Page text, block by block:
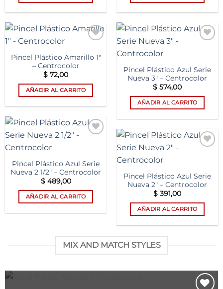
wishlist
Pincel Plástico Amarillo 1″
– Centrocolor
$ 72,00
AÑADIR AL CARRITO
Pincel Plástico Azul Serie
Nueva 3″ – Centrocolor
$ 574,00
AÑADIR AL CARRITO
Pincel Plástico Azul Serie
Nueva 2 1/2″ – Centrocolor
$489,00
AÑADIR AL CARRITO
Pincel Plástico Azul Serie
Nueva 2″ – Centrocolor
$ 391,00
AÑADIR AL CARRITO
MIX AND MATCH STYLES